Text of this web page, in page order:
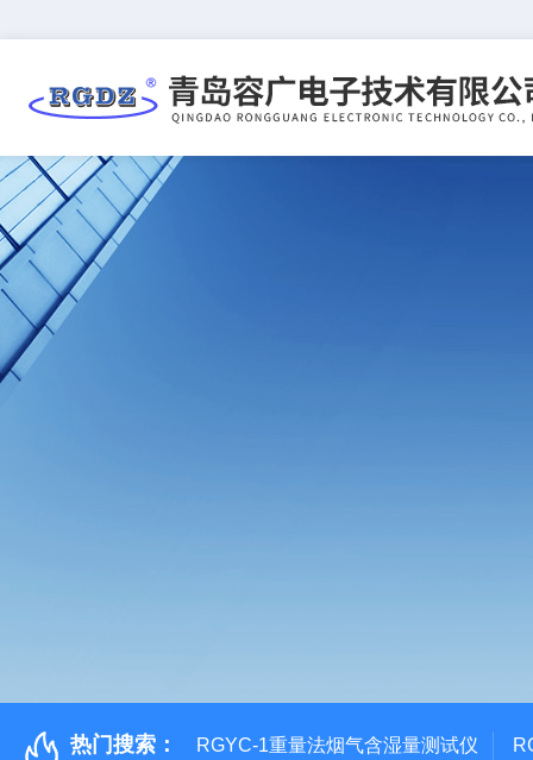
热门搜索： RGYC-1重量法烟气含湿量测试仪